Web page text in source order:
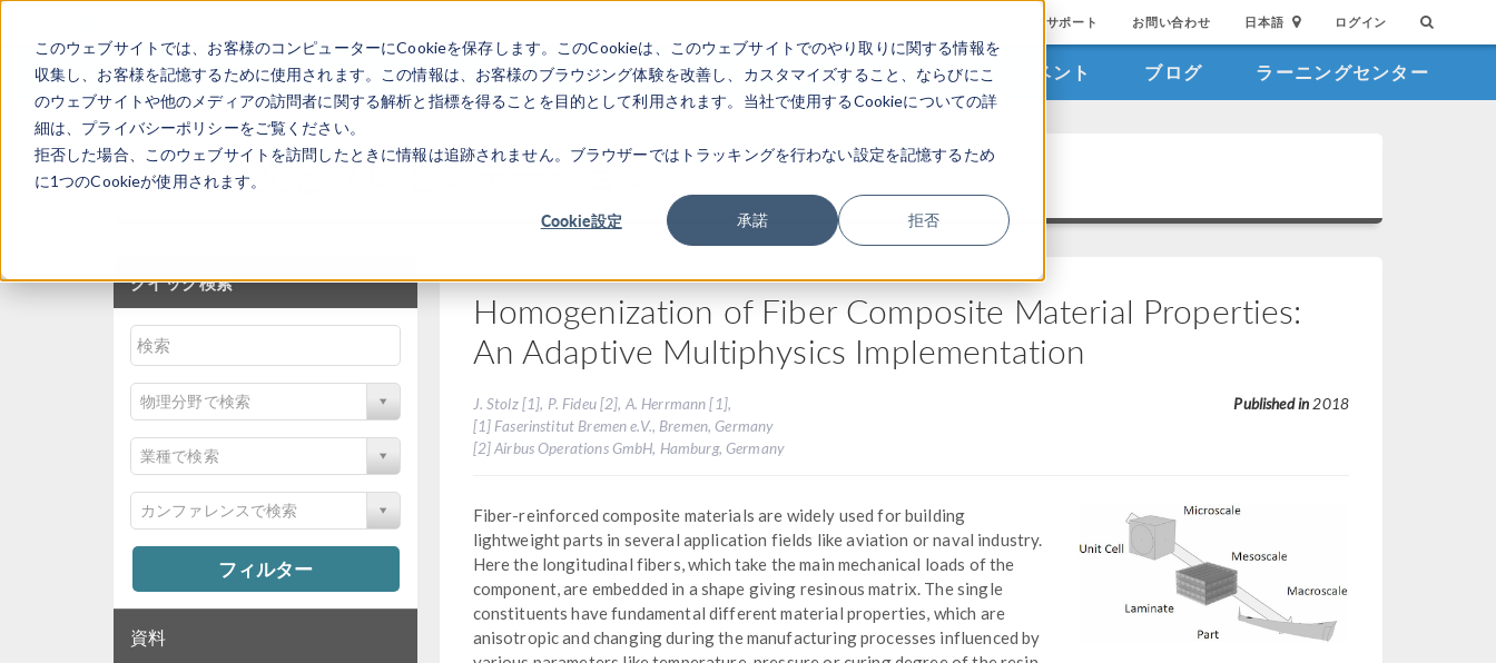
このウェブサイトでは、お客様のコンピューターにCookieを保存します。このCookieは、このウェブサイトでのやり取りに関する情報を
収集し、お客様を記憶するために使用されます。この情報は、お客様のブラウジング体験を改善し、カスタマイズすること、ならびにこ
のウェブサイトや他のメディアの訪問者に関する解析と指標を得ることを目的として利用されます。当社で使用するCookieについての詳
細は、プライバシーポリシーをご覧ください。
拒否した場合、このウェブサイトを訪問したときに情報は追跡されません。ブラウザーではトラッキングを行わない設定を記憶するため
に1つのCookieが使用されます。
Cookie設定 承諾 拒否
サポート お問い合わせ 日本語 ログイン
製品 業界 ビデオギャラリ イベント ブログ ラーニングセンター
技術論文とプレゼンテーション
クイック検索
物理分野で検索
業種で検索
カンファレンスで検索
フィルター
資料
Homogenization of Fiber Composite Material Properties:
An Adaptive Multiphysics Implementation
J. Stolz [1], P. Fideu [2], A. Herrmann [1],
[1] Faserinstitut Bremen e.V., Bremen, Germany
[2] Airbus Operations GmbH, Hamburg, Germany
Published in 2018
Fiber-reinforced composite materials are widely used for building
lightweight parts in several application fields like aviation or naval industry.
Here the longitudinal fibers, which take the main mechanical loads of the
component, are embedded in a shape giving resinous matrix. The single
constituents have fundamental different material properties, which are
anisotropic and changing during the manufacturing processes influenced by